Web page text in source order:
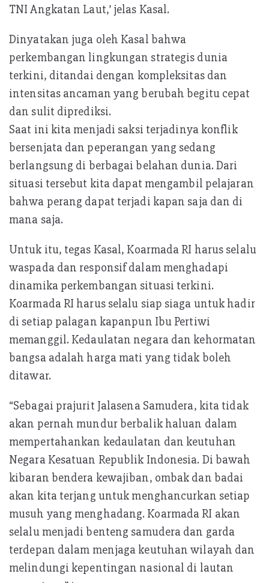
TNI Angkatan Laut,’ jelas Kasal.
Dinyatakan juga oleh Kasal bahwa
perkembangan lingkungan strategis dunia
terkini, ditandai dengan kompleksitas dan
intensitas ancaman yang berubah begitu cepat
dan sulit diprediksi.
Saat ini kita menjadi saksi terjadinya konflik
bersenjata dan peperangan yang sedang
berlangsung di berbagai belahan dunia. Dari
situasi tersebut kita dapat mengambil pelajaran
bahwa perang dapat terjadi kapan saja dan di
mana saja.
Untuk itu, tegas Kasal, Koarmada RI harus selalu
waspada dan responsif dalam menghadapi
dinamika perkembangan situasi terkini.
Koarmada RI harus selalu siap siaga untuk hadir
di setiap palagan kapanpun Ibu Pertiwi
memanggil. Kedaulatan negara dan kehormatan
bangsa adalah harga mati yang tidak boleh
ditawar.
“Sebagai prajurit Jalasena Samudera, kita tidak
akan pernah mundur berbalik haluan dalam
mempertahankan kedaulatan dan keutuhan
Negara Kesatuan Republik Indonesia. Di bawah
kibaran bendera kewajiban, ombak dan badai
akan kita terjang untuk menghancurkan setiap
musuh yang menghadang. Koarmada RI akan
selalu menjadi benteng samudera dan garda
terdepan dalam menjaga keutuhan wilayah dan
melindungi kepentingan nasional di lautan